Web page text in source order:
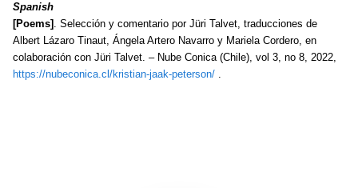
Spanish
[Poems] . Selección y comentario por Jüri Talvet, traducciones de
Albert Lázaro Tinaut, Ángela Artero Navarro y Mariela Cordero, en
colaboración con Jüri Talvet. – Nube Conica (Chile), vol 3, no 8, 2022,
https://nubeconica.cl/kristian-jaak-peterson/ .